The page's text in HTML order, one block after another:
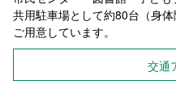
共用駐車場として約80台（身体
ご用意しています。
交通